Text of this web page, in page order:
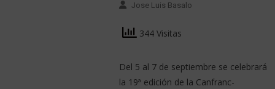
Jose Luis Basalo
344 Visitas
Del 5 al 7 de septiembre se celebrará
la 19ª edición de la Canfranc-